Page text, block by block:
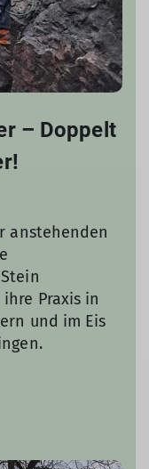
– Doppelt
anstehenden
Praxis in
und im Eis